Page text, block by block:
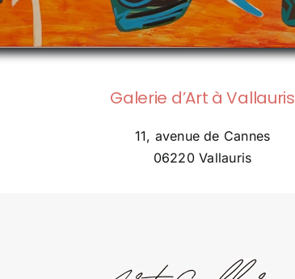
Galerie d’Art à Vallauris
11, avenue de Cannes
06220 Vallauris